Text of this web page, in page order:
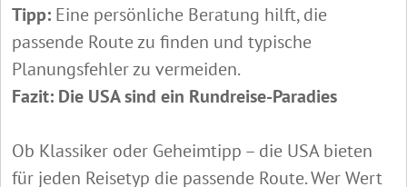
Tipp: Eine persönliche Beratung hilft, die
passende Route zu finden und typische
Planungsfehler zu vermeiden.
Fazit: Die USA sind ein Rundreise-Paradies
Ob Klassiker oder Geheimtipp – die USA bieten
für jeden Reisetyp die passende Route. Wer Wert